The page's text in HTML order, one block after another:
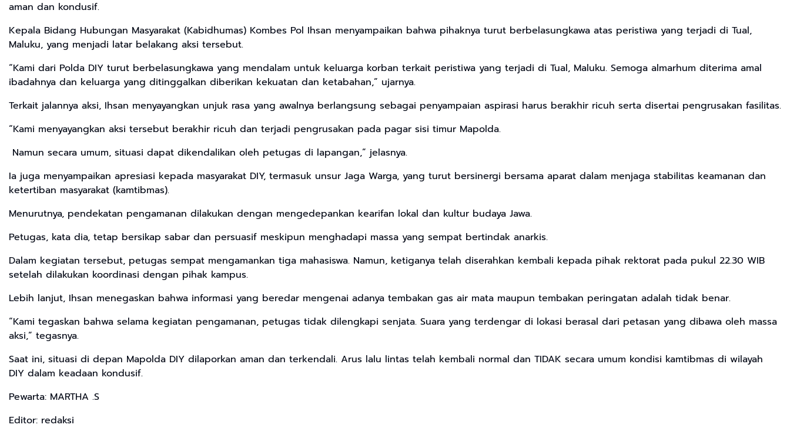
aman dan kondusif.
Kepala Bidang Hubungan Masyarakat (Kabidhumas) Kombes Pol Ihsan menyampaikan bahwa pihaknya turut berbelasungkawa atas peristiwa yang terjadi di Tual,
Maluku, yang menjadi latar belakang aksi tersebut.
“Kami dari Polda DIY turut berbelasungkawa yang mendalam untuk keluarga korban terkait peristiwa yang terjadi di Tual, Maluku. Semoga almarhum diterima amal
ibadahnya dan keluarga yang ditinggalkan diberikan kekuatan dan ketabahan,” ujarnya.
Terkait jalannya aksi, Ihsan menyayangkan unjuk rasa yang awalnya berlangsung sebagai penyampaian aspirasi harus berakhir ricuh serta disertai pengrusakan fasilitas.
“Kami menyayangkan aksi tersebut berakhir ricuh dan terjadi pengrusakan pada pagar sisi timur Mapolda.
Namun secara umum, situasi dapat dikendalikan oleh petugas di lapangan,” jelasnya.
Ia juga menyampaikan apresiasi kepada masyarakat DIY, termasuk unsur Jaga Warga, yang turut bersinergi bersama aparat dalam menjaga stabilitas keamanan dan
ketertiban masyarakat (kamtibmas).
Menurutnya, pendekatan pengamanan dilakukan dengan mengedepankan kearifan lokal dan kultur budaya Jawa.
Petugas, kata dia, tetap bersikap sabar dan persuasif meskipun menghadapi massa yang sempat bertindak anarkis.
Dalam kegiatan tersebut, petugas sempat mengamankan tiga mahasiswa. Namun, ketiganya telah diserahkan kembali kepada pihak rektorat pada pukul 22.30 WIB
setelah dilakukan koordinasi dengan pihak kampus.
Lebih lanjut, Ihsan menegaskan bahwa informasi yang beredar mengenai adanya tembakan gas air mata maupun tembakan peringatan adalah tidak benar.
“Kami tegaskan bahwa selama kegiatan pengamanan, petugas tidak dilengkapi senjata. Suara yang terdengar di lokasi berasal dari petasan yang dibawa oleh massa
aksi,” tegasnya.
Saat ini, situasi di depan Mapolda DIY dilaporkan aman dan terkendali. Arus lalu lintas telah kembali normal dan TIDAK secara umum kondisi kamtibmas di wilayah
DIY dalam keadaan kondusif.
Pewarta: MARTHA .S
Editor: redaksi